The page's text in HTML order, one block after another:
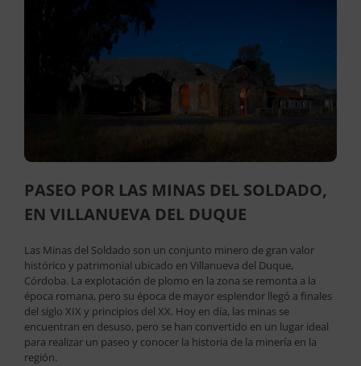
PASEO POR LAS MINAS DEL SOLDADO,
EN VILLANUEVA DEL DUQUE
Las Minas del Soldado son un conjunto minero de gran valor
histórico y patrimonial ubicado en Villanueva del Duque,
Córdoba. La explotación de plomo en la zona se remonta a la
época romana, pero su época de mayor esplendor llegó a finales
del siglo XIX y principios del XX. Hoy en día, las minas se
encuentran en desuso, pero se han convertido en un lugar ideal
para realizar un paseo y conocer la historia de la minería en la
región.